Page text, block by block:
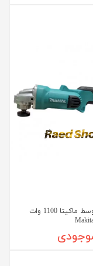
سنگ فرز وسط ماکیتا 1100 وات